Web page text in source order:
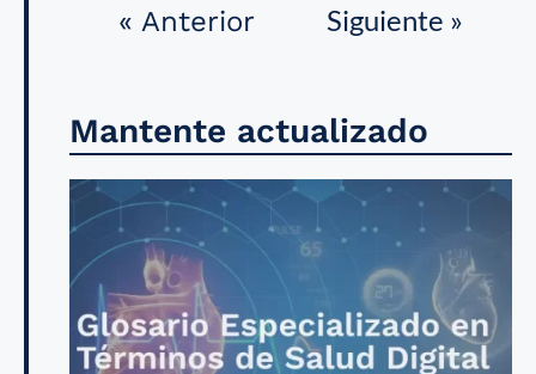
« Anterior Siguiente »
Mantente actualizado